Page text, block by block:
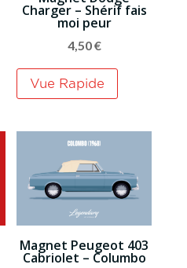
Charger – Shérif fais
moi peur
4,50€
Vue Rapide
Magnet Peugeot 403
Cabriolet – Columbo